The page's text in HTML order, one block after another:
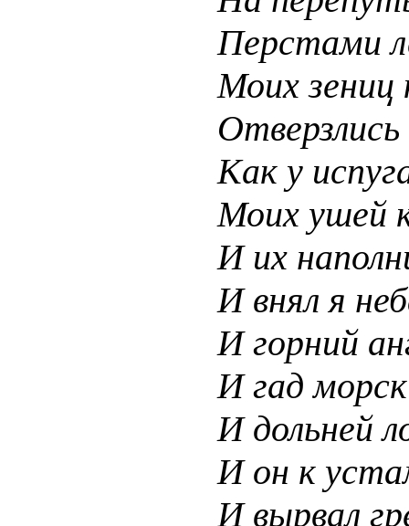
Перстами
Моих зениц
Как у
Моих ушей
И их
И внял я
И горний
И гад
И дольней
И он к
И вырвал